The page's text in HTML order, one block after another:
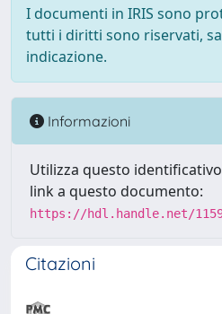
I documenti in IRIS sono
tutti i diritti sono riservati,
indicazione.
Informazioni
Utilizza questo
link a questo documento:
https://hdl.handle.net/
Citazioni